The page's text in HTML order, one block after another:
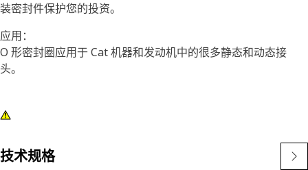
装密封件保护您的投资。
应用：
O 形密封圈应用于 Cat 机器和发动机中的很多静态和动态接
头。
技术规格